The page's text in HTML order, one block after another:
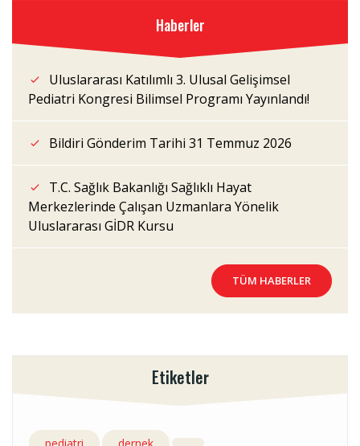
Haberler
Uluslararası Katılımlı 3. Ulusal Gelişimsel
Pediatri Kongresi Bilimsel Programı Yayınlandı!
Bildiri Gönderim Tarihi 31 Temmuz 2026
T.C. Sağlık Bakanlığı Sağlıklı Hayat
Merkezlerinde Çalışan Uzmanlara Yönelik
Uluslararası GİDR Kursu
TÜM HABERLER
Etiketler